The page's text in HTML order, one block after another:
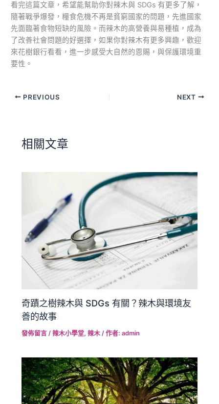
看完這篇文章，希望能幫助你對辣木與 SDGs 有更多了解，
隨著戰爭爆發，糧食危機不再是貧窮國家的問題，先進國家
先面臨著食物短缺的風險。而辣木的高營養與易種植，成為
了改善社會問題的好選擇，如果你對辣木有更多興趣，歡迎
來花樹銀行看看，進一步感受大自然的恩賜，與保護環境重
要性。
PREVIOUS NEXT
相關文章
奇蹟之樹辣木與 SDGs 有關？辣木與環境友
善的故事
發佈留言 /辣木小學堂,辣木 / 作者:admin